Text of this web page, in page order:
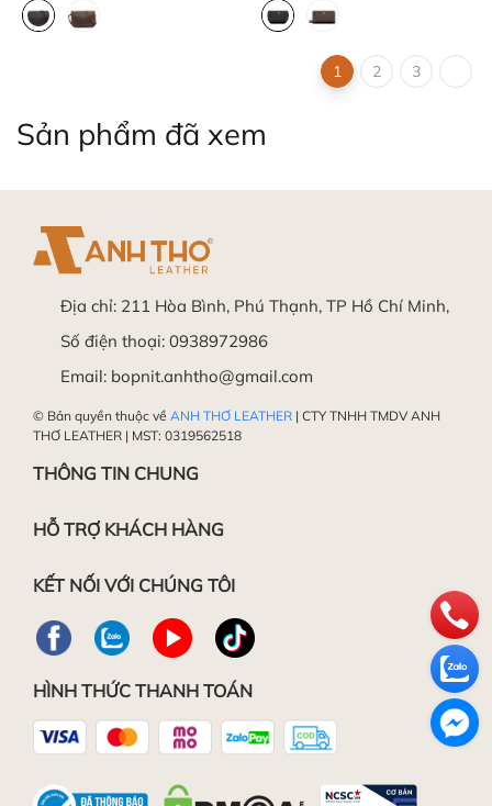
1 2 3
Sản phẩm đã xem
Địa chỉ: 211 Hòa Bình, Phú Thạnh, TP Hồ Chí Minh,
Số điện thoại: 0938972986
Email: bopnit.anhtho@gmail.com
© Bản quyền thuộc về ANH THƠ LEATHER | CTY TNHH TMDV ANH
THƠ LEATHER | MST: 0319562518
THÔNG TIN CHUNG
HỖ TRỢ KHÁCH HÀNG
KẾT NỐI VỚI CHÚNG TÔI
HÌNH THỨC THANH TOÁN